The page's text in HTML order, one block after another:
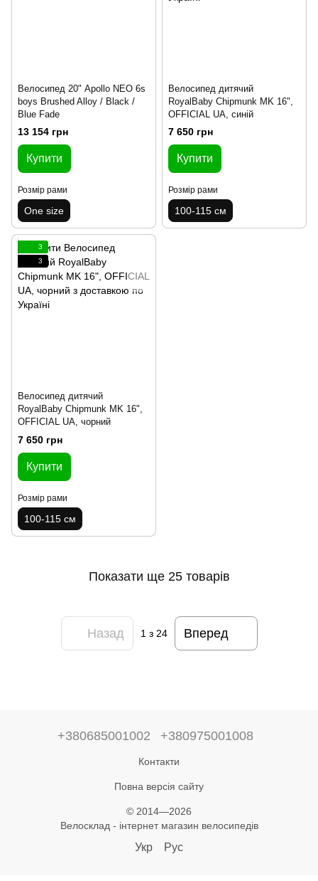
Велосипед 20" Apollo NEO 6s
boys Brushed Alloy / Black /
Blue Fade
13 154 грн
Купити
Розмір рами
One size
Велосипед дитячий
RoyalBaby Chipmunk MK 16",
OFFICIAL UA, синій
7 650 грн
Купити
Розмір рами
100-115 см
3
3
Велосипед дитячий
RoyalBaby Chipmunk MK 16",
OFFICIAL UA, чорний
7 650 грн
Купити
Розмір рами
100-115 см
Показати ще 25 товарів
Назад 1 з 24 Вперед
+380685001002 +380975001008
Контакти
Повна версія сайту
© 2014—2026
Велосклад - інтернет магазин велосипедів
Укр Рус